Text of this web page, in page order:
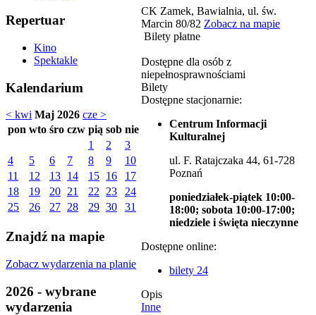
Repertuar
Kino
Spektakle
Kalendarium
< kwi Maj 2026 cze >
pon wto śro czw pią sob nie
1
2
3
4
5 6 7 8 9
10
11
12 13 14 15 16
17
18
19 20 21 22 23
24
25
26 27 28 29 30 31
Znajdź na mapie
Zobacz wydarzenia na planie
2026 - wybrane
wydarzenia
CK Zamek, Bawialnia, ul. św.
Marcin 80/82 Zobacz na mapie
Bilety płatne
Dostępne dla osób z
niepełnosprawnościami
Bilety
Dostępne stacjonarnie:
Centrum Informacji
Kulturalnej
ul. F. Ratajczaka 44, 61-728
Poznań
poniedziałek-piątek 10:00-
18:00; sobota 10:00-17:00;
niedziele i święta nieczynne
Dostępne online:
bilety 24
Opis
Inne